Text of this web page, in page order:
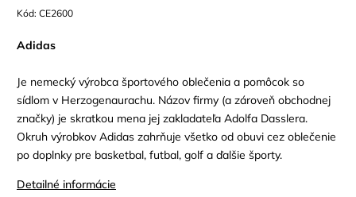
Kód: CE2600
Adidas
Je nemecký výrobca športového oblečenia a pomôcok so
sídlom v Herzogenaurachu. Názov firmy (a zároveň obchodnej
značky) je skratkou mena jej zakladateľa Adolfa Dasslera.
Okruh výrobkov Adidas zahrňuje všetko od obuvi cez oblečenie
po doplnky pre basketbal, futbal, golf a ďalšie športy.
Detailné informácie